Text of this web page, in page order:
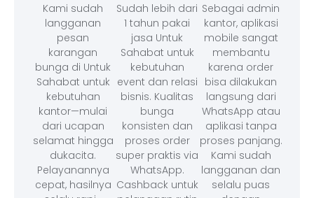
Kami sudah
langganan
pesan
karangan
bunga di Untuk
Sahabat untuk
kebutuhan
kantor—mulai
dari ucapan
selamat hingga
dukacita.
Pelayanannya
cepat, hasilnya
Sudah lebih dari
1 tahun pakai
jasa Untuk
Sahabat untuk
kebutuhan
event dan relasi
bisnis. Kualitas
bunga
konsisten dan
proses order
super praktis via
WhatsApp.
Cashback untuk
Sebagai admin
kantor, aplikasi
mobile sangat
membantu
karena order
bisa dilakukan
langsung dari
WhatsApp atau
aplikasi tanpa
proses panjang.
Kami sudah
langganan dan
selalu puas